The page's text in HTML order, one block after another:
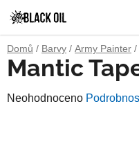
na
obsah
Domů / Barvy / Army Painter /
Mantic
Průměrné
Neohodnoceno